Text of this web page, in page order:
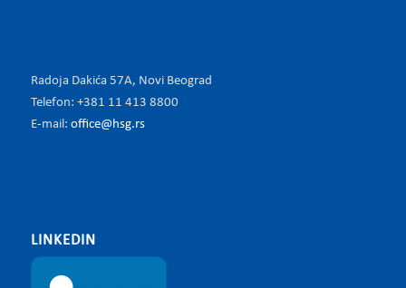
Radoja Dakića 57A, Novi Beograd
Telefon: +381 11 413 8800
E-mail: office@hsg.rs
LINKEDIN